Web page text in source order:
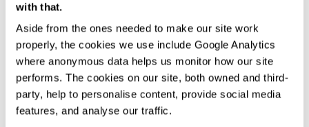
with that.
Aside from the ones needed to make our site work
properly, the cookies we use include Google Analytics
where anonymous data helps us monitor how our site
performs. The cookies on our site, both owned and third-
party, help to personalise content, provide social media
features, and analyse our traffic.
UV- und Witterungsbeständigkeit bei
freiliegenden Installationen
Flexible Installationslösungen